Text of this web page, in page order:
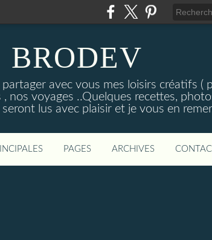
BRODEV
avec vous mes loisirs créatifs (
nos voyages ..Quelques recettes,
lus avec plaisir et je vous en
PAGES ARCHIVES